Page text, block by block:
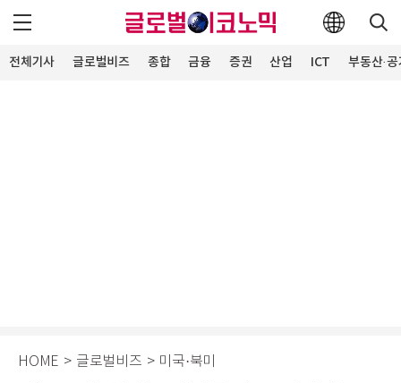
전체기사 글로벌비즈 종합 금융 증권 산업 ICT 부동산·
HOME > 글로벌비즈 > 미국·북미